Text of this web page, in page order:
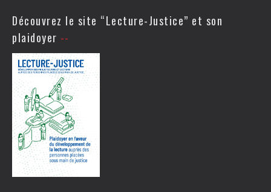
Découvrez le site “Lecture-Justice” et son
plaidoyer